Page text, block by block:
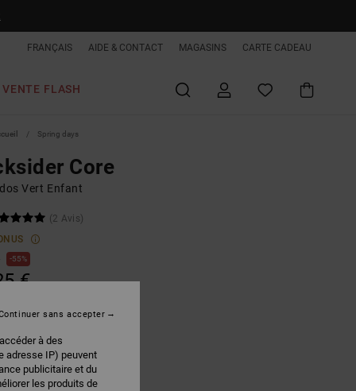
FRANÇAIS AIDE & CONTACT MAGASINS CARTE CADEAU
VENTE FLASH
Spring days
Core
Vert Enfant
(2 Avis)
55%
€
Ponderosa Pine
à des
adresse IP) peuvent
publicitaire et du
les produits de
sans accepter